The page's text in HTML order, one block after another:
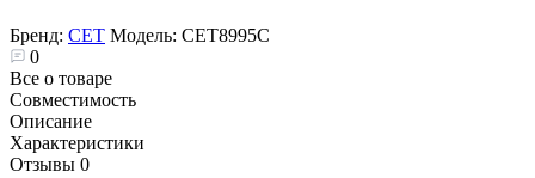
Бренд: CET Модель: CET8995C
0
Все о товаре
Совместимость
Описание
Характеристики
Отзывы 0